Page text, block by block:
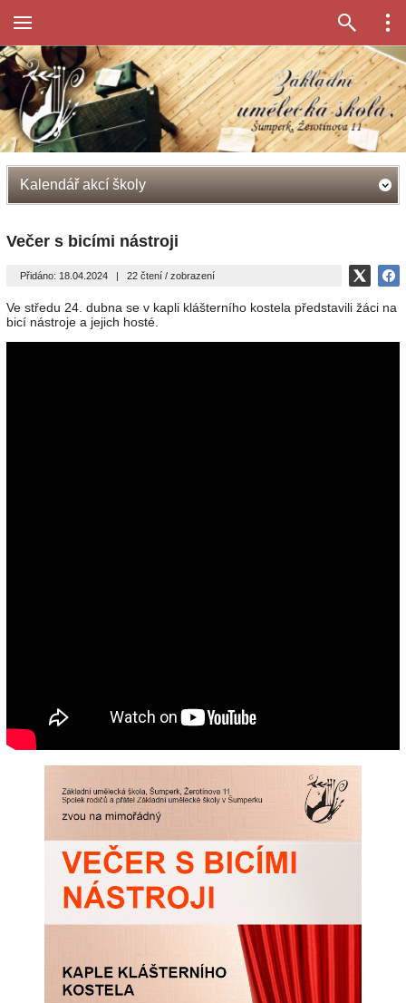
Kalendář akcí školy
Večer s bicími nástroji
Přidáno: 18.04.2024 | 22 čtení / zobrazení
Ve středu 24. dubna se v kapli klášterního kostela představili žáci na
bicí nástroje a jejich hosté.